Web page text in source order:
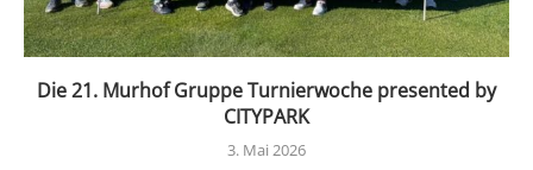
Die 21. Murhof Gruppe Turnierwoche presented by
CITYPARK
3. Mai 2026